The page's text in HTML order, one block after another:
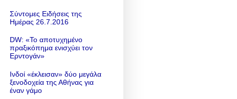
Σύντομες Ειδήσεις της
Ημέρας 26.7.2016
DW: «To αποτυχημένο
πραξικόπημα ενισχύει τον
Ερντογάν»
Ινδοί «έκλεισαν» δύο μεγάλα
ξενοδοχεία της Αθήνας για
έναν γάμο